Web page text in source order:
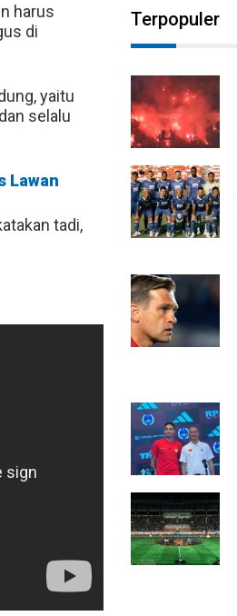
harus
di
yaitu
selalu
Lawan
tadi,
Terpopuler